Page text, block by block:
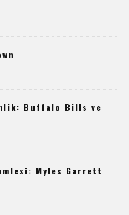
Buffalo Bills ve
Myles Garrett